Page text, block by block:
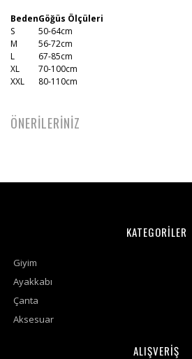
BedenGöğüs Ölçüleri
S
50-64cm
M
56-72cm
L
67-85cm
XL
70-100cm
XXL
80-110cm
ÖNERİLERİNİZ
KATEGORİLER
Giyim
Ayakkabı
Çanta
Aksesuar
ALIŞVERİŞ